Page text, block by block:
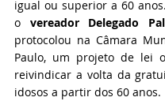
igual ou superior a 60
o vereador Delegado
protocolou na Câmara
Paulo, um projeto de lei
reivindicar a volta da
idosos a partir dos 60 anos.